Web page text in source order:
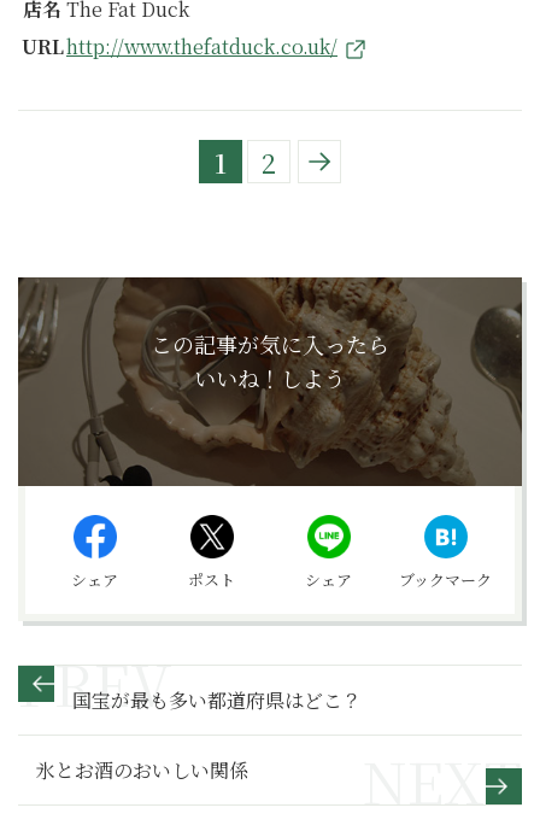
店名 The Fat Duck
URLhttp://www.thefatduck.co.uk/
1 2
この記事が気に入ったら
いいね！しよう
シェア ポスト シェア ブックマーク
国宝が最も多い都道府県はどこ？
氷とお酒のおいしい関係